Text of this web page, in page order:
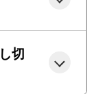
切